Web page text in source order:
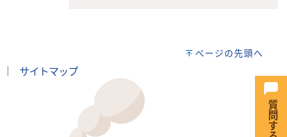
ページの先頭へ
サイトマップ